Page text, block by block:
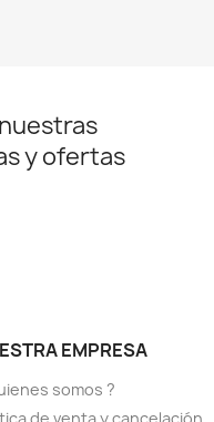
y ofertas
EMPRESA
somos ?